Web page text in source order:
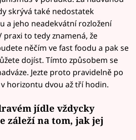
skrývá také nedostatek
a jeho neadekvátní rozložení
praxi to tedy znamená, že
něčím ve fast foodu a pak se
dojíst. Tímto způsobem se
Jezte proto pravidelně po
horizontu dvou až tří hodin.
jídle vždycky
záleží na tom, jak jej